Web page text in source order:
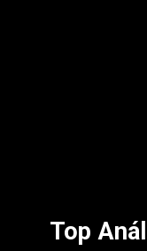
Top